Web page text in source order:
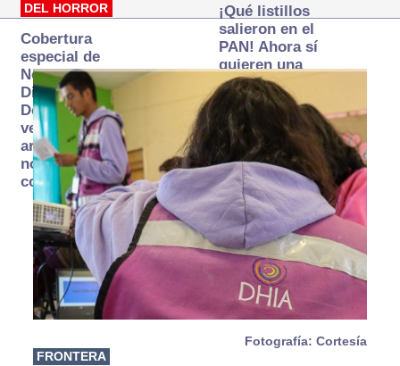
DEL HORROR
Cobertura
especial de
Norte
Digital:
Donde la
verdad
arde… pero
no se
consume
¡Qué listillos
salieron en el
PAN! Ahora sí
quieren una
Fiscalía
autónoma… y
transexenal
Fotografía: Cortesía
FRONTERA